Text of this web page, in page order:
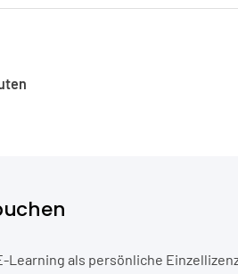
Learning als persönliche